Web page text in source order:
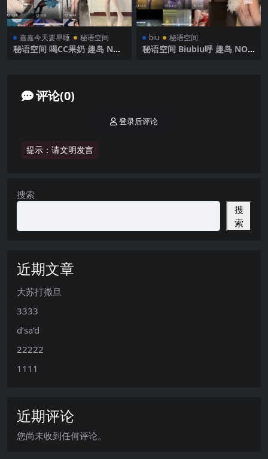
嘉嘉今天要早睡 秘语空间
秘语空间 喝CC果奶 趣岛 NO.
biu 秘语空间
秘语空间 Biubiu呼 趣岛 NO.0
评论(0)
提示：请文明发言
登录后评论
搜索
搜
索
近期文章
大苏打撒旦
3333
d’sa’d
22222
1111
近期评论
您尚未收到任何评论。